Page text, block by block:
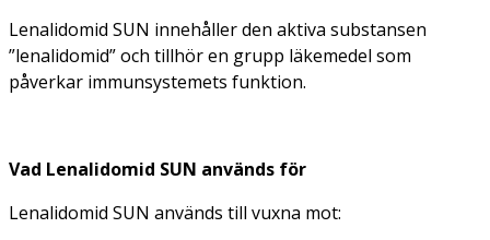
Lenalidomid SUN innehåller den aktiva substansen
”lenalidomid” och tillhör en grupp läkemedel som
påverkar immunsystemets funktion.
Vad Lenalidomid SUN används för
Lenalidomid SUN används till vuxna mot: